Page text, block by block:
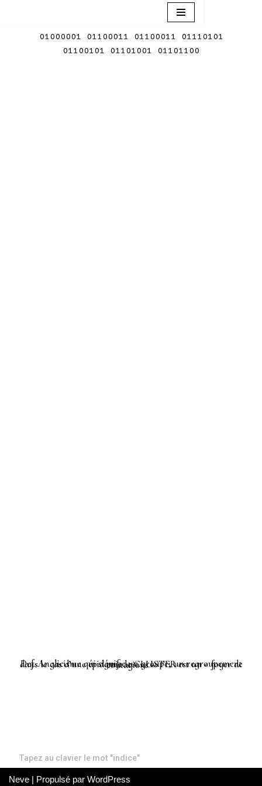
01000001 01100011 01100011 01110101
01100101 01101001 01101100
Def. Anglicisme qui signifie un groupe, un regroupement dans le cas d’une épidémie le CLUSTER est un « foyer de contagions »
Tapez au clavier le mot "indice"
Neve | Propulsé par WordPress